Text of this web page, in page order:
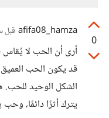
0
afifa08_hamza قبل
أرى أن الحب لا يُقاس
قد يكون الحب
الشكل الوحيد
يترك أثرًا دائمًا،